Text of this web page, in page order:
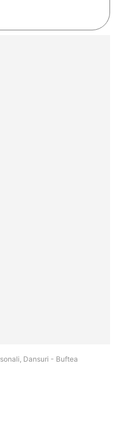
Dansuri - Buftea